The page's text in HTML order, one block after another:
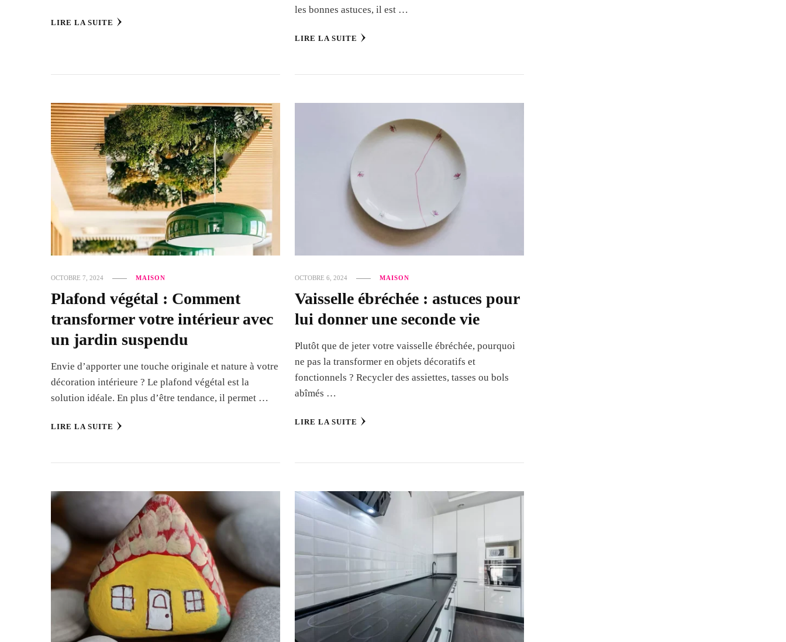
LIRE LA SUITE
les bonnes astuces, il est …
LIRE LA SUITE
OCTOBRE 7, 2024 MAISON
Plafond végétal : Comment
transformer votre intérieur avec
un jardin suspendu
Envie d’apporter une touche originale et nature à votre
décoration intérieure ? Le plafond végétal est la
solution idéale. En plus d’être tendance, il permet …
LIRE LA SUITE
OCTOBRE 6, 2024 MAISON
Vaisselle ébréchée : astuces pour
lui donner une seconde vie
Plutôt que de jeter votre vaisselle ébréchée, pourquoi
ne pas la transformer en objets décoratifs et
fonctionnels ? Recycler des assiettes, tasses ou bols
abîmés …
LIRE LA SUITE